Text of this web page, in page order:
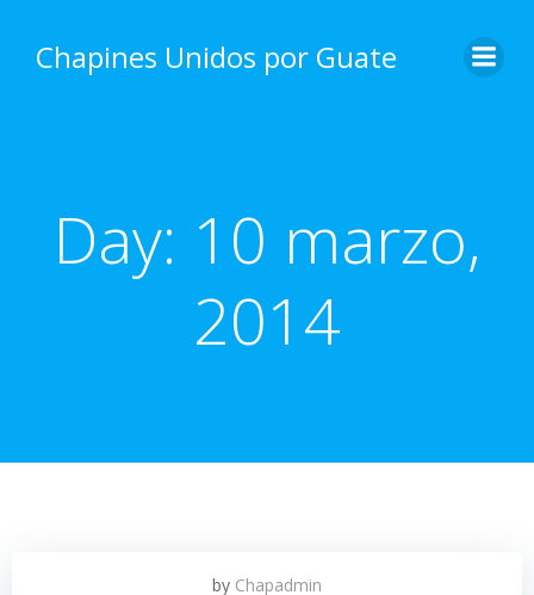
content
Chapines Unidos por Guate
Day: 10 marzo,
2014
by Chapadmin